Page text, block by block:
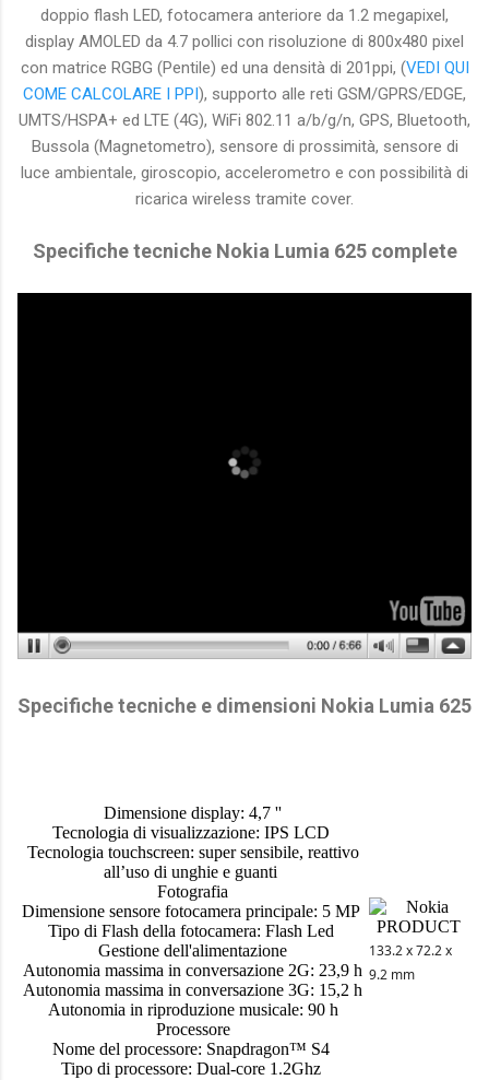
doppio flash LED, fotocamera anteriore da 1.2 megapixel,
display AMOLED da 4.7 pollici con risoluzione di 800x480 pixel
con matrice RGBG (Pentile) ed una densità di 201ppi, (VEDI QUI
COME CALCOLARE I PPI), supporto alle reti GSM/GPRS/EDGE,
UMTS/HSPA+ ed LTE (4G), WiFi 802.11 a/b/g/n, GPS, Bluetooth,
Bussola (Magnetometro), sensore di prossimità, sensore di
luce ambientale, giroscopio, accelerometro e con possibilità di
ricarica wireless tramite cover.
Specifiche tecniche Nokia Lumia 625 complete
Specifiche tecniche e dimensioni Nokia Lumia 625
Dimensione display: 4,7 ''
Tecnologia di visualizzazione: IPS LCD
Tecnologia touchscreen: super sensibile, reattivo
all’uso di unghie e guanti
Fotografia
Dimensione sensore fotocamera principale: 5 MP
Tipo di Flash della fotocamera: Flash Led
Gestione dell'alimentazione
Autonomia massima in conversazione 2G: 23,9 h
Autonomia massima in conversazione 3G: 15,2 h
Autonomia in riproduzione musicale: 90 h
Processore
Nome del processore: Snapdragon™ S4
Tipo di processore: Dual-core 1.2Ghz
133.2 x 72.2 x
9.2 mm